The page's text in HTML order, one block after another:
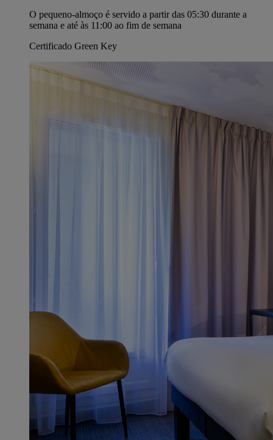
O pequeno-almoço é servido a partir das 05:30 durante a
semana e até às 11:00 ao fim de semana
Certificado Green Key